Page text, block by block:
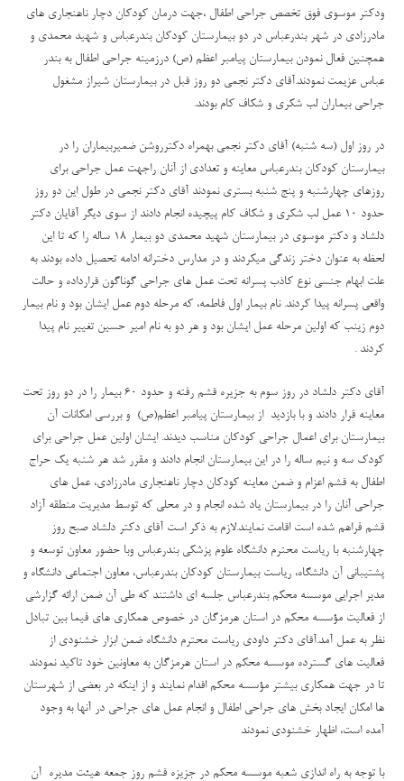
ودکتر موسوی فوق تخصص جراحی اطفال ،جهت درمان کودکان دچار ناهنجاری های
مادرزادی در شهر بندرعباس در دو بیمارستان کودکان بندرعباس و شهید محمدی و
همچنین فعال نمودن بیمارستان پیامبر اعظم (ص) درزمینه جراحی اطفال به بندر
عباس عزیمت نمودند.آقای دکتر نجمی دو روز قبل در بیمارستان شیراز مشغول
جراحی بیماران لب شکری و شکاف کام بودند.
در روز اول (سه شنبه) آقای دکتر نجمی بهمراه دکترروشن ضمیربیماران را در
بیمارستان کودکان بندرعباس معاینه و تعدادی از آنان راجهت عمل جراحی برای
روزهای چهارشنبه و پنج شنبه بستری نمودند آقای دکتر نجمی در طول این دو روز
حدود 10 عمل لب شکری و شکاف کام پیچیده انجام دادند از سوی دیگر آقایان دکتر
دلشاد و دکتر موسوی در بیمارستان شهید محمدی دو بیمار 18 ساله را که تا این
لحظه به عنوان دختر زندگی میکردند و در مدارس دخترانه ادامه تحصیل داده بودند به
علت ابهام جنسی نوع کاذب پسرانه تحت عمل های جراحی گوناگون قرارداده و حالت
واقعی پسرانه پیدا کردند. نام بیمار اول فاطمه، که مرحله دوم عمل ایشان بود و نام بیمار
دوم زینب که اولین مرحله عمل ایشان بود و هر دو به نام امیر حسین تغییر نام پیدا
کردند .
آقای دکتر دلشاد در روز سوم به جزیره قشم رفته و حدود 60 بیمار را در دو روز تحت
معاینه قرار دادند و با بازدید از بیمارستان پیامبر اعظم(ص) و بررسی امکانات آن
بیمارستان برای اعمال جراحی کودکان مناسب دیدند. ایشان اولین عمل جراحی برای
کودک سه و نیم ساله را در این بیمارستان انجام دادند و مقرر شد هر شنبه یک حراج
اطفال به قشم اعزام و ضمن معاینه کودکان دچار ناهنجاری مادرزادی، عمل های
جراحی آنان را در بیمارستان یاد شده انجام و در محلی که توسط مدیریت منطقه آزاد
قشم فراهم شده است اقامت نمایند.لازم به ذکر است آقای دکتر دلشاد صبح روز
چهارشنبه با ریاست محترم دانشگاه علوم پزشکی بندرعباس وبا حضور معاون توسعه و
پشتیبانی آن دانشگاه، ریاست بیمارستان کودکان بندرعباس، معاون اجتماعی دانشگاه و
مدیر اجرایی موسسه محکم بندرعباس جلسه ای داشتند که طی آن ضمن ارائه گزارشی
از فعالیت مؤسسه محکم در استان هرمزگان در خصوص همکاری های فیما بین تبادل
نظر به عمل آمد.آقای دکتر داودی ریاست محترم دانشگاه ضمن ابزار خشنودی از
فعالیت های گسترده موسسه محکم در استان هرمزگان به معاونین خود تاکید نمودند
تا در جهت همکاری بیشتر مؤسسه محکم اقدام نمایند و از اینکه در بعضی از شهرستان
ها امکان ایجاد بخش های جراحی اطفال و انجام عمل های جراحی در آنها به وجود
آمده است، اظهار خشنودی نمودند
با توجه به راه اندازی شعبه موسسه محکم در جزیزه قشم روز جمعه هیئت مدیره آن